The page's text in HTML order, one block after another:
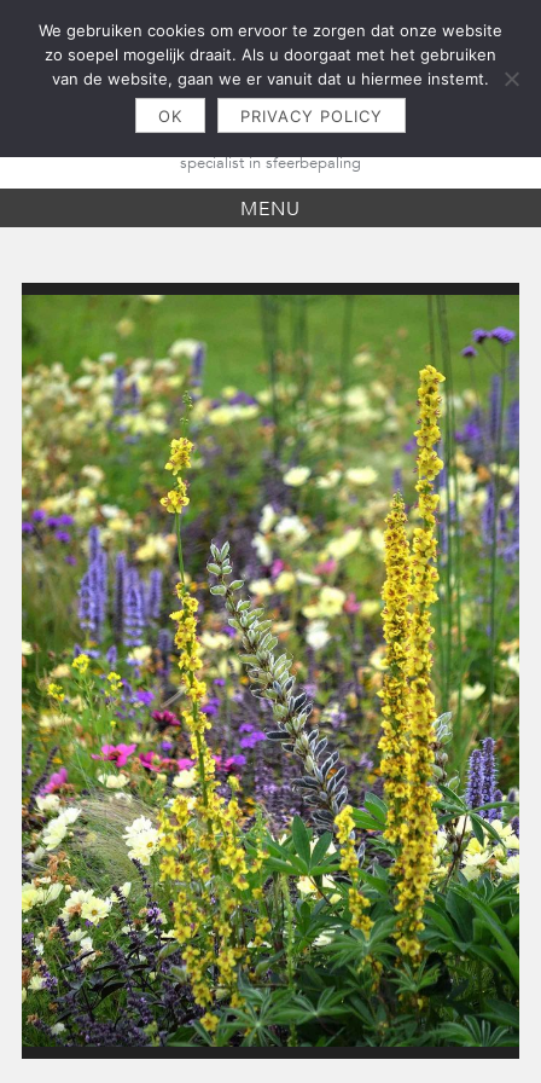
content
specialist in sfeerbepaling
MENU
We gebruiken cookies om ervoor te zorgen dat onze website
zo soepel mogelijk draait. Als u doorgaat met het gebruiken
van de website, gaan we er vanuit dat u hiermee instemt.
OK
PRIVACY POLICY